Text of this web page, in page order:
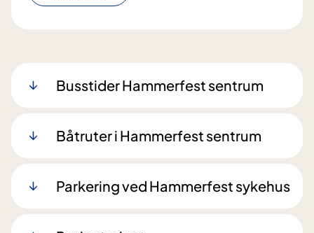
Busstider Hammerfest sentrum
Båtruter i Hammerfest sentrum
Parkering ved Hammerfest sykehus